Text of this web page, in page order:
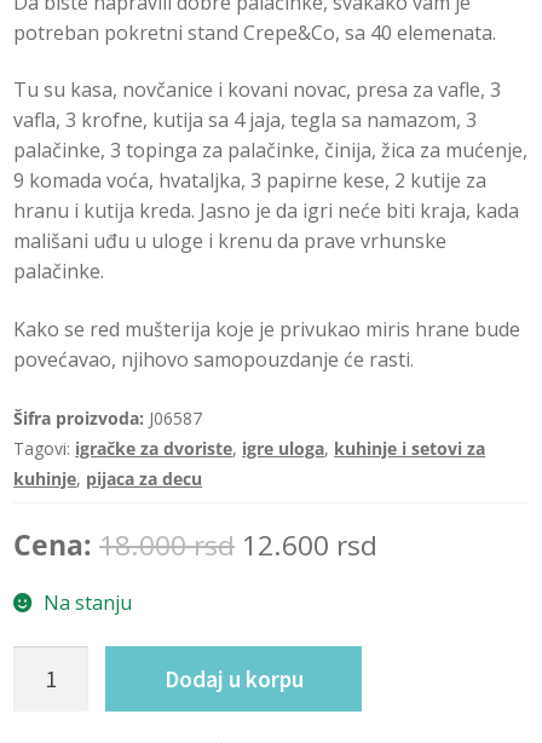
c
e
j
e
n
o
0
o
d
potreban pokretni stand Crepe&Co, sa 40 elemenata.
Tu su kasa, novčanice i kovani novac, presa za vafle, 3
vafla, 3 krofne, kutija sa 4 jaja, tegla sa namazom, 3
palačinke, 3 topinga za palačinke, činija, žica za mućenje,
9 komada voća, hvataljka, 3 papirne kese, 2 kutije za
hranu i kutija kreda. Jasno je da igri neće biti kraja, kada
mališani uđu u uloge i krenu da prave vrhunske
palačinke.
Kako se red mušterija koje je privukao miris hrane bude
povećavao, njihovo samopouzdanje će rasti.
Šifra proizvoda: J06587
Tagovi: igračke za dvoriste, igre uloga, kuhinje i setovi za
kuhinje, pijaca za decu
Cena:18.000rsd Original
12.600 rsd
Na stanju
Palačinki
Dodaj u korpu